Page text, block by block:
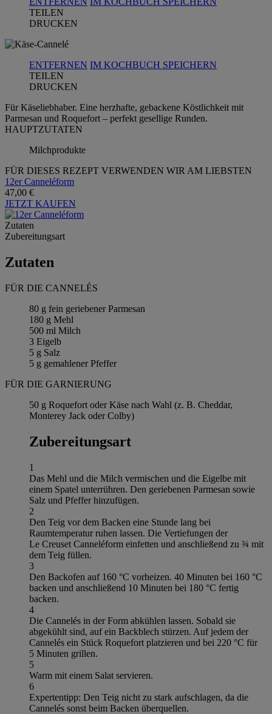
TEILEN
DRUCKEN
ENTFERNEN IM KOCHBUCH SPEICHERN
TEILEN
DRUCKEN
Für Käseliebhaber. Eine herzhafte, gebackene Köstlichkeit mit
Parmesan und Roquefort – perfekt gesellige Runden.
HAUPTZUTATEN
Milchprodukte
FÜR DIESES REZEPT VERWENDEN WIR AM LIEBSTEN
12er Canneléform
47,00 €
JETZT KAUFEN
Zutaten
Zubereitungsart
Zutaten
FÜR DIE CANNELÉS
80 g fein geriebener Parmesan
180 g Mehl
500 ml Milch
3 Eigelb
5 g Salz
5 g gemahlener Pfeffer
FÜR DIE GARNIERUNG
50 g Roquefort oder Käse nach Wahl (z. B. Cheddar,
Monterey Jack oder Colby)
Zubereitungsart
1
Das Mehl und die Milch vermischen und die Eigelbe mit
einem Spatel unterrühren. Den geriebenen Parmesan sowie
Salz und Pfeffer hinzufügen.
2
Den Teig vor dem Backen eine Stunde lang bei
Raumtemperatur ruhen lassen. Die Vertiefungen der
Le Creuset Canneléform einfetten und anschließend zu ¾ mit
dem Teig füllen.
3
Den Backofen auf 160 °C vorheizen. 40 Minuten bei 160 °C
backen und anschließend 10 Minuten bei 180 °C fertig
backen.
4
Die Cannelés in der Form abkühlen lassen. Sobald sie
abgekühlt sind, auf ein Backblech stürzen. Auf jedem der
Cannelés ein Stück Roquefort platzieren und bei 220 °C für
5 Minuten grillen.
5
Warm mit einem Salat servieren.
6
Expertentipp: Den Teig nicht zu stark aufschlagen, da die
Cannelés sonst beim Backen überquellen.